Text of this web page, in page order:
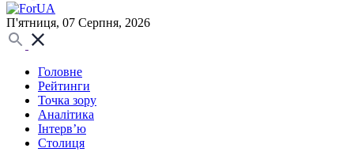
П'ятниця, 07 Серпня, 2026
Головне
Рейтинги
Точка зору
Аналітика
Інтерв’ю
Столиця